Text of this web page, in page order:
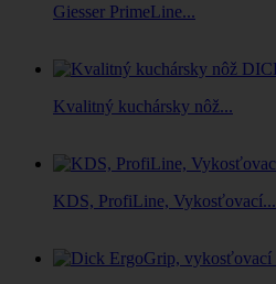
Giesser PrimeLine...
Kvalitný kuchársky nôž...
KDS, ProfiLine, Vykosťovací...